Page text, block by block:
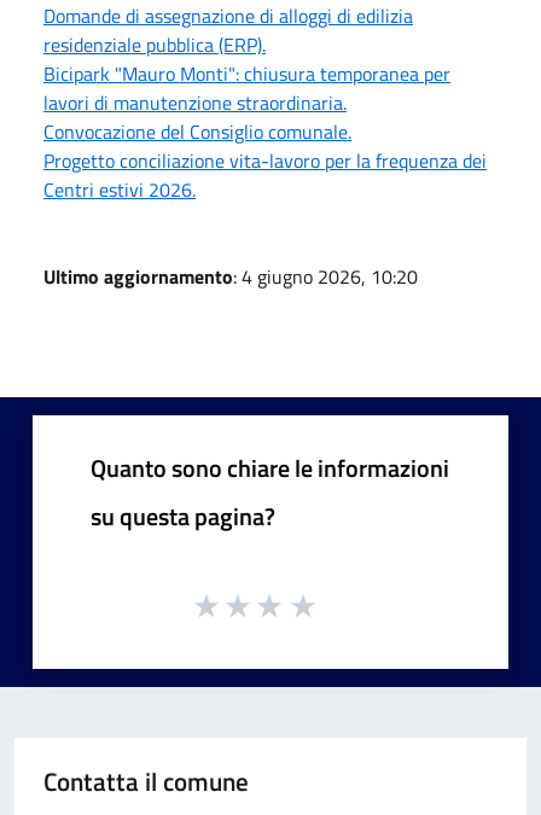
Domande di assegnazione di alloggi di edilizia
residenziale pubblica (ERP).
Bicipark "Mauro Monti": chiusura temporanea per
lavori di manutenzione straordinaria.
Convocazione del Consiglio comunale.
Progetto conciliazione vita-lavoro per la frequenza dei
Centri estivi 2026.
Ultimo aggiornamento: 4 giugno 2026, 10:20
Quanto sono chiare le informazioni
su questa pagina?
Contatta il comune